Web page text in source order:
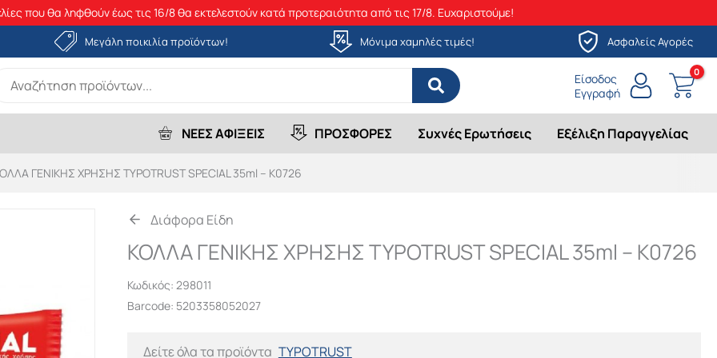
που θα ληφθούν έως τις 16/8 θα εκτελεστούν κατά προτεραιότητα από τις 17/8. Ευχαριστούμε!
Μεγάλη ποικιλία προϊόντων! Μόνιμα χαμηλές τιμές! Ασφαλείς Αγορές
Είσοδος
Εγγραφή
ΝΕΕΣ ΑΦΙΞΕΙΣ ΠΡΟΣΦΟΡΕΣ Συχνές Ερωτήσεις Εξέλιξη Παραγγελίας
ΓΕΝΙΚΗΣ ΧΡΗΣΗΣ TYPOTRUST SPECIAL 35ml – Κ0726
Διάφορα Είδη
ΚΟΛΛΑ ΓΕΝΙΚΗΣ ΧΡΗΣΗΣ TYPOTRUST SPECIAL 35ml – Κ0726
Κωδικός: 298011
Barcode: 5203358052027
Δείτε όλα τα προϊόντα TYPOTRUST